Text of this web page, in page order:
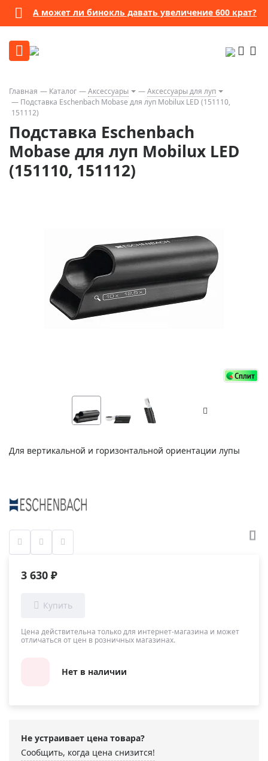
А может ли бинокль давать увеличение 600 крат?
Главная Каталог Аксессуары
Аксессуары для луп
Подставка Eschenbach Mobase для луп Mobilux LED (151110,
151112)
Подставка Eschenbach
Mobase для луп Mobilux LED
(151110, 151112)
Для вертикальной и горизонтальной ориентации лупы
3 630 ₽
Цена действительна только для интернет-магазина и может
отличаться от цен в розничных магазинах.
Нет в наличии
Не устраивает цена товара?
Сообщить, когда цена снизится!